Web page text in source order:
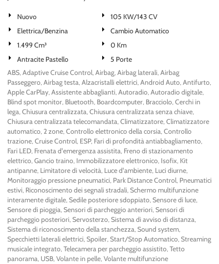
Nuovo
105 KW/143 CV
Elettrica/Benzina
Cambio Automatico
1.499 Cm³
0 Km
Antracite Pastello
5 Porte
ABS, Adaptive Cruise Control, Airbag, Airbag laterali, Airbag
Passeggero, Airbag testa, Alzacristalli elettrici, Android Auto, Antifurto,
Apple CarPlay, Assistente abbaglianti, Autoradio, Autoradio digitale,
Blind spot monitor, Bluetooth, Boardcomputer, Bracciolo, Cerchi in
lega, Chiusura centralizzata, Chiusura centralizzata senza chiave,
Chiusura centralizzata telecomandata, Climatizzatore, Climatizzatore
automatico, 2 zone, Controllo elettronico della corsia, Controllo
trazione, Cruise Control, ESP, Fari di profondità antiabbagliamento,
Fari LED, Frenata d'emergenza assistita, Freno di stazionamento
elettrico, Gancio traino, Immobilizzatore elettronico, Isofix, Kit
antipanne, Limitatore di velocità, Luce d'ambiente, Luci diurne,
Monitoraggio pressione pneumatici, Park Distance Control, Pneumatici
estivi, Riconoscimento dei segnali stradali, Schermo multifunzione
interamente digitale, Sedile posteriore sdoppiato, Sensore di luce,
Sensore di pioggia, Sensori di parcheggio anteriori, Sensori di
parcheggio posteriori, Servosterzo, Sistema di avviso di distanza,
Sistema di riconoscimento della stanchezza, Sound system,
Specchietti laterali elettrici, Spoiler, Start/Stop Automatico, Streaming
musicale integrato, Telecamera per parcheggio assistito, Tetto
panorama, USB, Volante in pelle, Volante multifunzione
le
impostazioni